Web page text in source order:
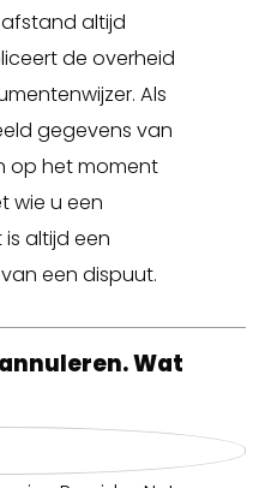
altijd
de overheid
Als
gegevens van
op het moment
wie u een
altijd een
een dispuut.
Wat